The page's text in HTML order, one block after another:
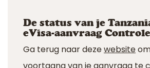
De status van je
eVisa-aanvraag
Ga terug naar dezewebsite